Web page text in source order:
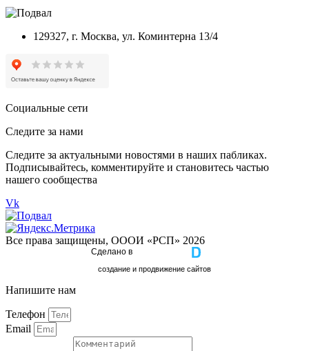
129327, г. Москва, ул. Коминтерна 13/4
Социальные сети
Следите за нами
Следите за актуальными новостями в наших пабликах.
Подписывайтесь, комментируйте и становитесь частью
нашего сообщества
Vk
Все права защищены, ОООИ «РСП» 2026
Сделано в
cоздание и продвижение сайтов
Напишите нам
Телефон
Email